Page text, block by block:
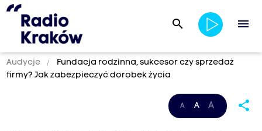
search menu
Audycje
Fundacja rodzinna, sukcesor czy sprzedaż
firmy? Jak zabezpieczyć dorobek życia
A A A share